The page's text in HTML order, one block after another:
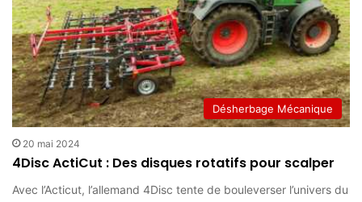
Désherbage Mécanique
20 mai 2024
4Disc ActiCut : Des disques rotatifs pour scalper
Avec l’Acticut, l’allemand 4Disc tente de bouleverser l’univers du